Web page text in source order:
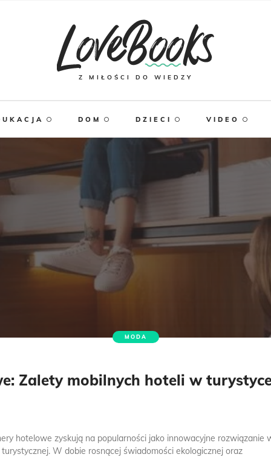
Z MIŁOŚCI DO WIEDZY
DOM DZIECI VIDEO
MODA
Zalety mobilnych hoteli w
hotelowe zyskują na popularności jako innowacyjne rozwiązanie
turystycznej. W dobie rosnącej świadomości ekologicznej oraz